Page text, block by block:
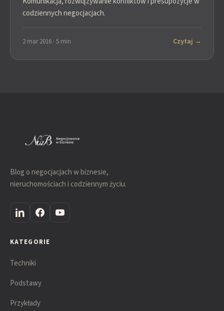
codziennych negocjacjach.
2 mar 2016 · 5 min Czytaj →
Blog o negocjacjach w biznesie,
nieruchomościach i codziennym życiu.
KATEGORIE
Techniki
Podstawy
Przykłady